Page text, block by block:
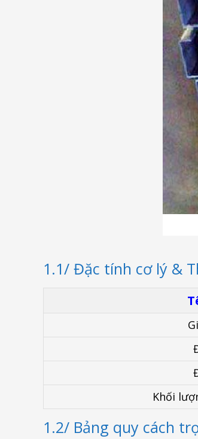
1.1/ Đặc tính cơ lý &
Khối
1.2/ Bảng quy cách